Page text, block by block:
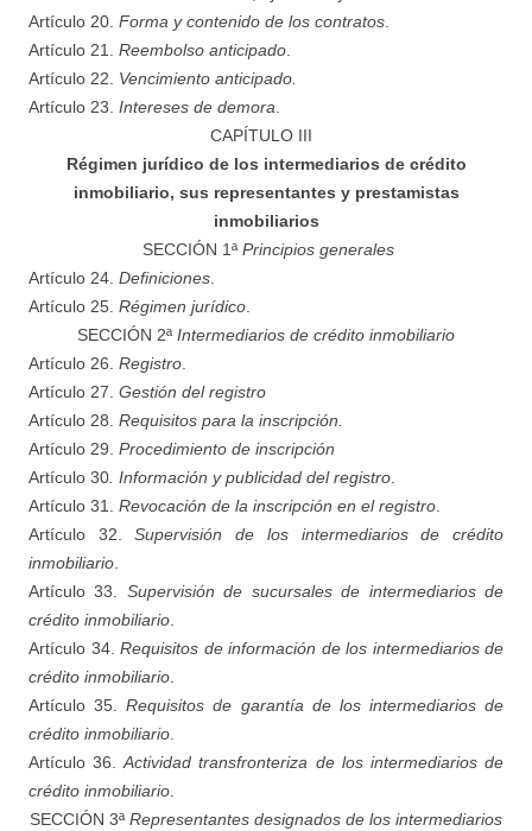
Artículo 20. Forma y contenido de los contratos.
Artículo 21. Reembolso anticipado.
Artículo 22. Vencimiento anticipado.
Artículo 23. Intereses de demora.
CAPÍTULO III
Régimen jurídico de los intermediarios de crédito
inmobiliario, sus representantes y prestamistas
inmobiliarios
SECCIÓN 1ªPrincipios generales
Artículo 24. Definiciones.
Artículo 25. Régimen jurídico.
SECCIÓN 2ªIntermediarios de crédito inmobiliario
Artículo 26. Registro.
Artículo 27. Gestión del registro
Artículo 28. Requisitos para la inscripción.
Artículo 29. Procedimiento de inscripción
Artículo 30. Información y publicidad del registro.
Artículo 31. Revocación de la inscripción en el registro.
Artículo 32.Supervisión de los intermediarios de crédito
inmobiliario.
Artículo 33. Supervisión de sucursales de intermediarios de
crédito inmobiliario.
Artículo 34. Requisitos de información de los intermediarios de
crédito inmobiliario.
Artículo 35.Requisitos de garantía de los intermediarios de
crédito inmobiliario.
Artículo 36.Actividad transfronteriza de los intermediarios de
crédito inmobiliario.
SECCIÓN 3ªRepresentantes designados de los intermediarios